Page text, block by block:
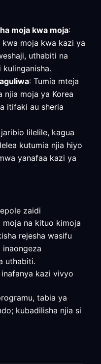
moja kwa moja:
kwa moja kwa kazi ya
uthabiti na
: Tumia mteja
njia moja ya Korea
itifaki au sheria
jaribio lilelile, kagua
kutumia njia hiyo
yanafaa kazi ya
zaidi
moja na kituo kimoja
rejesha wasifu
uthabiti.
kazi vivyo
tabia ya
kubadilisha njia si